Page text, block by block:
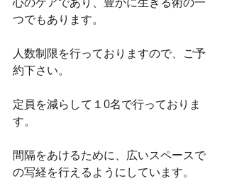
つでもあります。
人数制限を行っておりますので、ご予
約下さい。
定員を減らして１0名で行っておりま
す。
間隔をあけるために、広いスペースで
の写経を行えるようにしています。